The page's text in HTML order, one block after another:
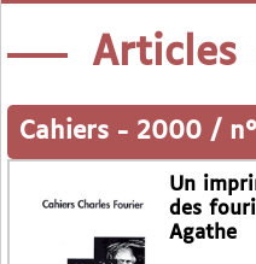
Articles
Cahiers - 2000 /
Un
des
Agathe